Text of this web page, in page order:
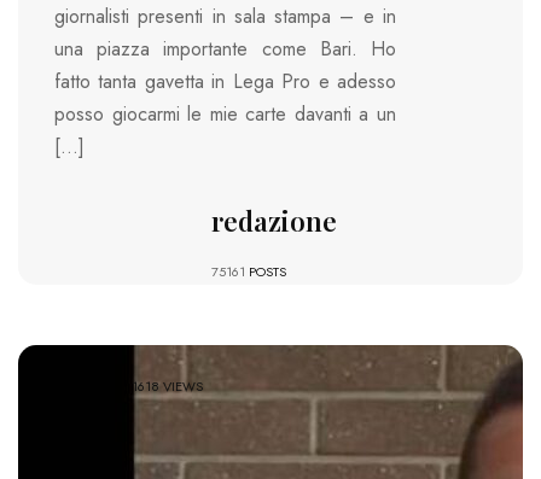
giornalisti presenti in sala stampa – e in
una piazza importante come Bari. Ho
fatto tanta gavetta in Lega Pro e adesso
posso giocarmi le mie carte davanti a un
[…]
redazione
75161 POSTS
1618 VIEWS